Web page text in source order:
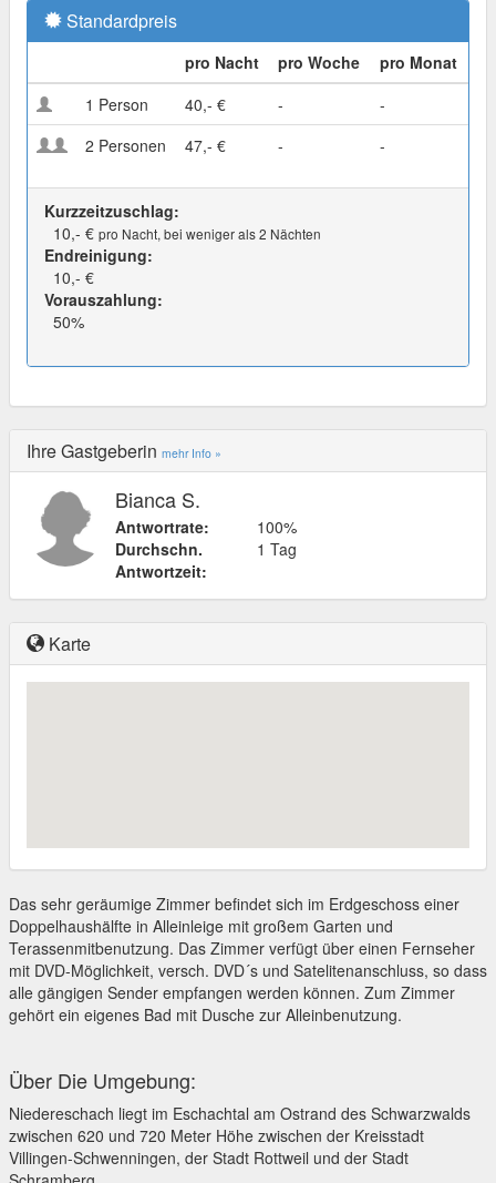
Standardpreis
pro Nacht pro Woche
pro Monat
1 Person
40,- € -
-
2 Personen
47,- € - -
Kurzzeitzuschlag:
10,- € pro Nacht, bei weniger als 2 Nächten
Endreinigung:
10,- €
Vorauszahlung:
50%
Ihre Gastgeberin mehr Info »
Bianca S.
Antwortrate:
100%
Durchschn.
Antwortzeit:
1 Tag
Karte
Das sehr geräumige Zimmer befindet sich im Erdgeschoss einer
Doppelhaushälfte in Alleinleige mit großem Garten und
Terassenmitbenutzung. Das Zimmer verfügt über einen Fernseher
mit DVD-Möglichkeit, versch. DVD´s und Satelitenanschluss, so dass
alle gängigen Sender empfangen werden können. Zum Zimmer
gehört ein eigenes Bad mit Dusche zur Alleinbenutzung.
Über Die Umgebung:
Niedereschach liegt im Eschachtal am Ostrand des Schwarzwalds
zwischen 620 und 720 Meter Höhe zwischen der Kreisstadt
Villingen-Schwenningen, der Stadt Rottweil und der Stadt